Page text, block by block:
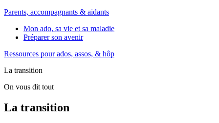
Parents, accompagnants & aidants
Mon ado, sa vie et sa maladie
Préparer son avenir
Ressources pour ados, assos, & hôp
La transition
On vous dit tout
La transition